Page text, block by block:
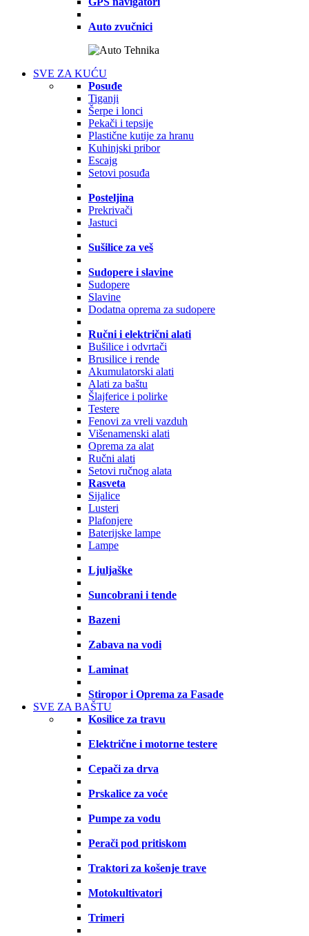
Auto zvučnici
SVE ZA KUĆU
Posuđe
Tiganji
Šerpe i lonci
Pekači i tepsije
Plastične kutije za hranu
Kuhinjski pribor
Escajg
Setovi posuđa
Posteljina
Prekrivači
Jastuci
Sušilice za veš
Sudopere i slavine
Sudopere
Slavine
Dodatna oprema za sudopere
Ručni i električni alati
Bušilice i odvrtači
Brusilice i rende
Akumulatorski alati
Alati za baštu
Šlajferice i polirke
Testere
Fenovi za vreli vazduh
Višenamenski alati
Oprema za alat
Ručni alati
Setovi ručnog alata
Rasveta
Sijalice
Lusteri
Plafonjere
Baterijske lampe
Lampe
Ljuljaške
Suncobrani i tende
Bazeni
Zabava na vodi
Laminat
Stiropor i Oprema za Fasade
SVE ZA BAŠTU
Kosilice za travu
Električne i motorne testere
Cepači za drva
Prskalice za voće
Pumpe za vodu
Perači pod pritiskom
Traktori za košenje trave
Motokultivatori
Trimeri